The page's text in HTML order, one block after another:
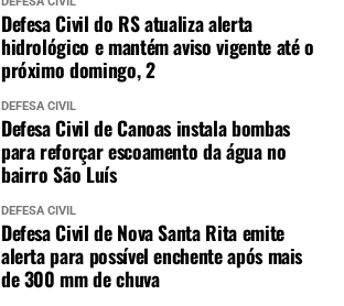
Defesa Civil do RS atualiza alerta
hidrológico e mantém aviso vigente até o
próximo domingo, 2
DEFESA CIVIL
Defesa Civil de Canoas instala bombas
para reforçar escoamento da água no
bairro São Luís
DEFESA CIVIL
Defesa Civil de Nova Santa Rita emite
alerta para possível enchente após mais
de 300 mm de chuva